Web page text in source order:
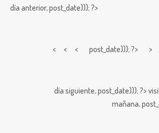
día anterior,post_date))); ?>
< < < post_date))); ?>
día siguiente,post_date))); ?>
mañana,